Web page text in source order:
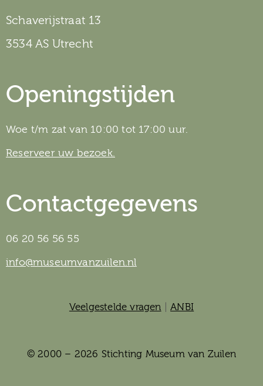
Schaverijstraat 13
3534 AS Utrecht
Openingstijden
Woe t/m zat van 10:00 tot 17:00 uur.
Reserveer uw bezoek.
Contactgegevens
06 20 56 56 55
info@museumvanzuilen.nl
Veelgestelde vragen |ANBI
© 2000 – 2026 Stichting Museum van Zuilen